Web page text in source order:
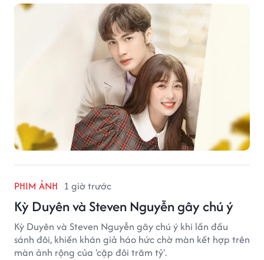
PHIM ẢNH 1 giờ trước
Kỳ Duyên và Steven Nguyễn gây chú ý
Kỳ Duyên và Steven Nguyễn gây chú ý khi lần đầu
sánh đôi, khiến khán giả háo hức chờ màn kết hợp trên
màn ảnh rộng của 'cặp đôi trăm tỷ'.